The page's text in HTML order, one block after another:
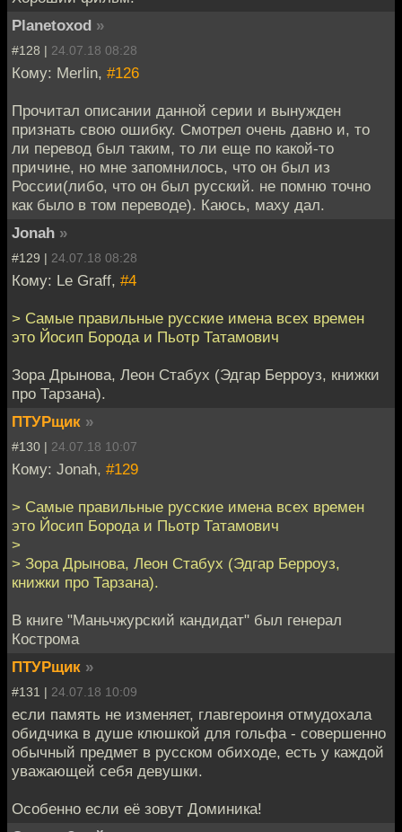
Planetoxod »
#128 | 24.07.18 08:28
Кому: Merlin, #126
Прочитал описании данной серии и вынужден
признать свою ошибку. Смотрел очень давно и, то
ли перевод был таким, то ли еще по какой-то
причине, но мне запомнилось, что он был из
России(либо, что он был русский. не помню точно
как было в том переводе). Каюсь, маху дал.
Jonah »
#129 | 24.07.18 08:28
Кому: Le Graff, #4
> Самые правильные русские имена всех времен
это Йосип Борода и Пьотр Татамович
Зора Дрынова, Леон Стабух (Эдгар Берроуз, книжки
про Тарзана).
ПТУРщик »
#130 | 24.07.18 10:07
Кому: Jonah, #129
> Самые правильные русские имена всех времен
это Йосип Борода и Пьотр Татамович
>
> Зора Дрынова, Леон Стабух (Эдгар Берроуз,
книжки про Тарзана).
В книге "Маньчжурский кандидат" был генерал
Кострома
ПТУРщик »
#131 | 24.07.18 10:09
если память не изменяет, главгероиня отмудохала
обидчика в душе клюшкой для гольфа - совершенно
обычный предмет в русском обиходе, есть у каждой
уважающей себя девушки.
Особенно если её зовут Доминика!